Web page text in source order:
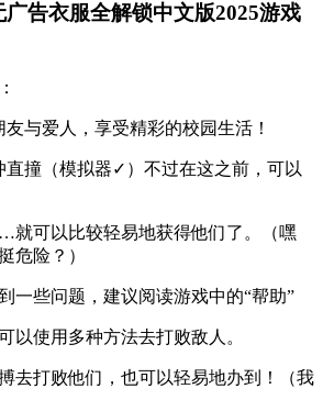
告衣服全解锁中文版2025游戏
友与爱人，享受精彩的校园生活！
直撞（模拟器✓）不过在这之前，可以
就可以比较轻易地获得他们了。（嘿
危险？）
一些问题，建议阅读游戏中的“帮助”
以使用多种方法去打败敌人。
去打败他们，也可以轻易地办到！（我